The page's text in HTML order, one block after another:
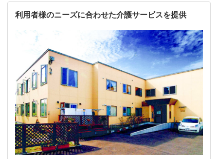
利用者様のニーズに合わせた介護サービスを提供